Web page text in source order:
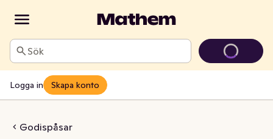
Sök
Logga in Skapa konto
Godispåsar
Äppelringar